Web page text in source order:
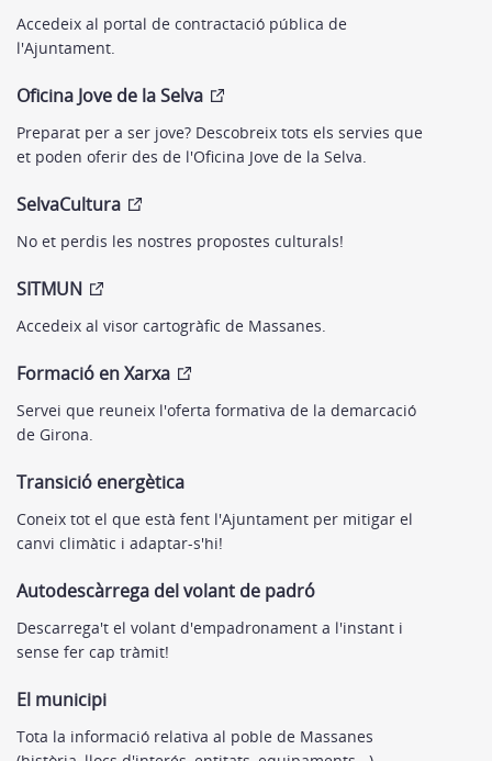
Accedeix al portal de contractació pública de
l'Ajuntament.
Oficina Jove de la Selva
Preparat per a ser jove? Descobreix tots els servies que
et poden oferir des de l'Oficina Jove de la Selva.
SelvaCultura
No et perdis les nostres propostes culturals!
SITMUN
Accedeix al visor cartogràfic de Massanes.
Formació en Xarxa
Servei que reuneix l'oferta formativa de la demarcació
de Girona.
Transició energètica
Coneix tot el que està fent l'Ajuntament per mitigar el
canvi climàtic i adaptar-s'hi!
Autodescàrrega del volant de padró
Descarrega't el volant d'empadronament a l'instant i
sense fer cap tràmit!
El municipi
Tota la informació relativa al poble de Massanes